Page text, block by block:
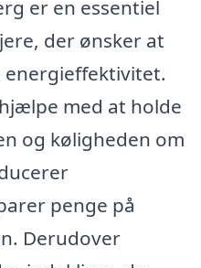
er en essentiel
der ønsker at
med at holde
og køligheden om
penge på
Derudover